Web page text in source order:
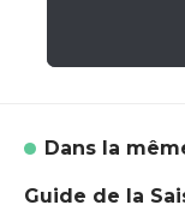
Dans la
Guide de la